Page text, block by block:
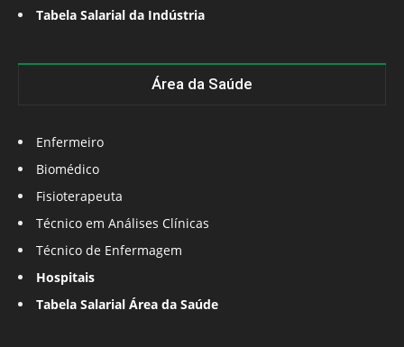
Tabela Salarial da Indústria
Área da Saúde
Enfermeiro
Biomédico
Fisioterapeuta
Técnico em Análises Clínicas
Técnico de Enfermagem
Hospitais
Tabela Salarial Área da Saúde